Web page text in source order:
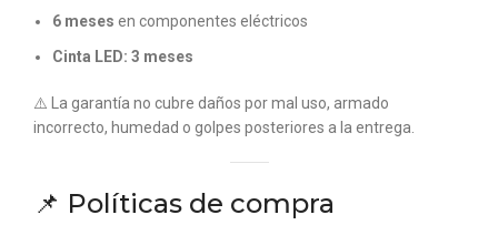
6 meses en componentes eléctricos
Cinta LED: 3 meses
⚠️ La garantía no cubre daños por mal uso, armado
incorrecto, humedad o golpes posteriores a la entrega.
📌 Políticas de compra